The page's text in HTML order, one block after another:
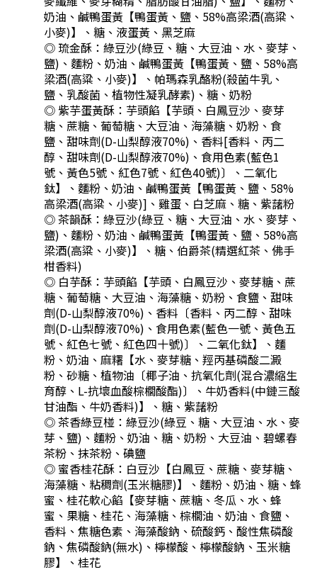
奶油、鹹鴨蛋黃【鴨蛋黃、鹽、58%高梁酒(高粱、
小麥)】、糖、液蛋黃、黑芝麻
◎ 琉金酥： 綠豆沙(綠豆、糖、大豆油、水、麥芽、
鹽)、麵粉、奶油、鹹鴨蛋黃【鴨蛋黃、鹽、58%高
梁酒(高粱、小麥)】、帕瑪森乳酪粉(殺菌牛乳、
鹽、乳酸菌、植物性凝乳酵素)、糖、奶粉
◎ 紫芋蛋黃酥： 芋頭餡【芋頭、白鳳豆沙、麥芽
糖、蔗糖、葡萄糖、大豆油、海藻糖、奶粉、食
鹽、甜味劑(D-山梨醇液70%)、香料[香料、丙二
醇、甜味劑(D-山梨醇液70%)、食用色素(藍色1
號、黃色5號、紅色7號、紅色40號)〕、二氧化
鈦】、麵粉、奶油、鹹鴨蛋黃【鴨蛋黃、鹽、58%
高梁酒(高粱、小麥)]、雞蛋、白芝麻、糖、紫藷粉
◎ 茶韻酥： 綠豆沙(綠豆、糖、大豆油、水、麥芽、
鹽)、麵粉、奶油、鹹鴨蛋黃【鴨蛋黃、鹽、58%高
梁酒(高粱、小麥)】、糖、伯爵茶(精選紅茶、佛手
柑香料)
◎ 白芋酥： 芋頭餡【芋頭、白鳳豆沙、麥芽糖、蔗
糖、葡萄糖、大豆油、海藻糖、奶粉、食鹽、甜味
劑(D-山梨醇液70%)、香料〔香料、丙二醇、甜味
劑(D-山梨醇液70%)、食用色素(藍色一號、黃色五
號、紅色七號、紅色四十號)〕、二氧化鈦】、麵
粉、奶油、麻糬【水、麥芽糖、羥丙基磷酸二澱
粉、砂糖、植物油〔椰子油、抗氧化劑(混合濃縮生
育醇、L-抗壞血酸棕櫚酸酯)〕、牛奶香料(中鏈三酸
甘油酯、牛奶香料)】、糖、紫藷粉
◎ 茶香綠豆椪： 綠豆沙(綠豆、糖、大豆油、水、麥
芽、鹽)、麵粉、奶油、糖、奶粉、大豆油、碧螺春
茶粉、抹茶粉、碘鹽
◎ 蜜香桂花酥： 白豆沙【白鳳豆、蔗糖、麥芽糖、
海藻糖、粘稠劑(玉米糖膠)】、麵粉、奶油、糖、蜂
蜜、桂花軟心餡【麥芽糖、蔗糖、冬瓜、水、蜂
蜜、果糖、桂花、海藻糖、棕櫚油、奶油、食鹽、
香料、焦糖色素、海藻酸鈉、硫酸鈣、酸性焦磷酸
鈉、焦磷酸鈉(無水)、檸檬酸、檸檬酸鈉、玉米糖
膠】、桂花